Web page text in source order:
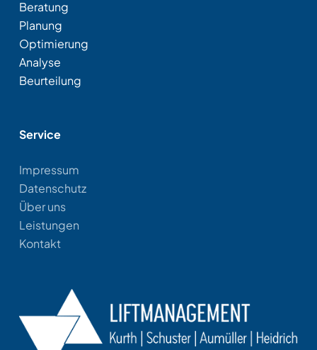
Beratung
Planung
Optimierung
Analyse
Beurteilung
Service
Impressum
Datenschutz
Über uns
Leistungen
Kontakt